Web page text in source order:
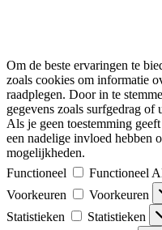
Om de beste ervaringen te
zoals cookies om informatie
raadplegen. Door in te
gegevens zoals surfgedrag
Als je geen toestemming
een nadelige invloed hebben
mogelijkheden.
Functioneel
Functioneel
Voorkeuren
Voorkeuren
Statistieken
Statistieken